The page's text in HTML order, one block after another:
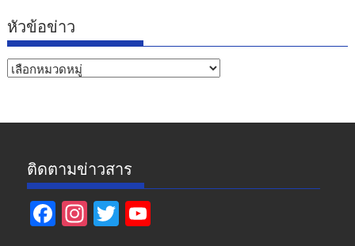
หัวข้อข่าว
หัวข้อ
ติดตามข่าวสาร
F In T